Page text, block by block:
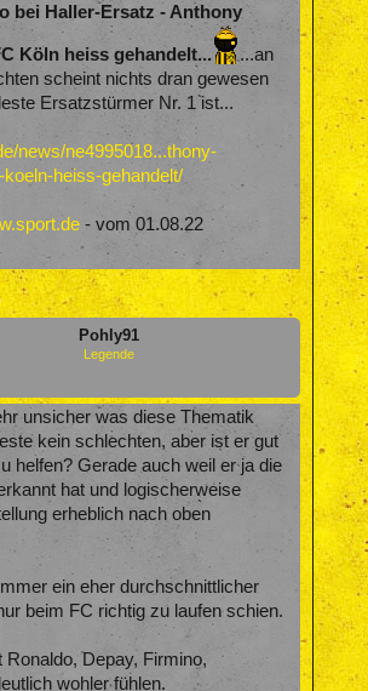
bei Haller-Ersatz - Anthony
Köln heiss gehandelt...
...an
scheint nichts dran gewesen
Ersatzstürmer Nr. 1 ist...
news/ne4995018...thony-
heiss-gehandelt/
- vom 01.08.22
Pohly91
Legende
unsicher was diese Thematik
kein schlechten, aber ist er gut
helfen? Gerade auch weil er ja die
hat und logischerweise
erheblich nach oben
ein eher durchschnittlicher
beim FC richtig zu laufen schien.
Ronaldo, Depay, Firmino,
wohler fühlen.